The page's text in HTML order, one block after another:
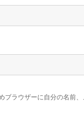
ブラウザーに自分の名前